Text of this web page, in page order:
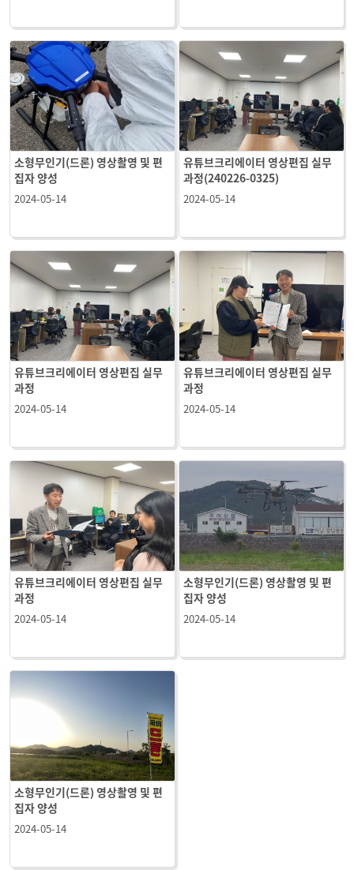
소형무인기(드론) 영상촬영 및 편
집자 양성
2024-05-14
유튜브크리에이터 영상편집 실무
과정(240226-0325)
2024-05-14
유튜브크리에이터 영상편집 실무
과정
2024-05-14
유튜브크리에이터 영상편집 실무
과정
2024-05-14
유튜브크리에이터 영상편집 실무
과정
2024-05-14
소형무인기(드론) 영상촬영 및 편
집자 양성
2024-05-14
소형무인기(드론) 영상촬영 및 편
집자 양성
2024-05-14